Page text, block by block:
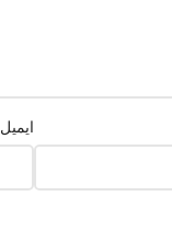
ایمیل